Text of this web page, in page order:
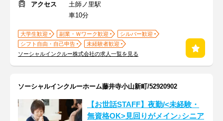
アクセス
土師ノ里駅
車10分
大学生歓迎 副業・Ｗワーク歓迎
シルバー歓迎
シフト自由・自己申告
未経験者歓迎
ソーシャルインクルー株式会社の求人一覧を見る
ソーシャルインクルーホーム藤井寺小山新町/52920902
【お世話STAFF】夜勤/<未経験・
無資格OK>見回りがメイン♪シニア